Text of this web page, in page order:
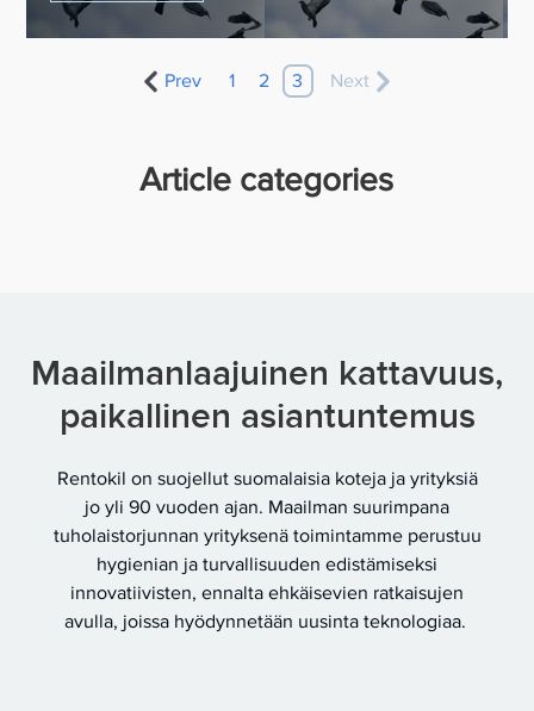
Prev 1 2 3 Next
Article categories
Maailmanlaajuinen kattavuus,
paikallinen asiantuntemus
Rentokil on suojellut suomalaisia koteja ja yrityksiä
jo yli 90 vuoden ajan. Maailman suurimpana
tuholaistorjunnan yrityksenä toimintamme perustuu
hygienian ja turvallisuuden edistämiseksi
innovatiivisten, ennalta ehkäisevien ratkaisujen
avulla, joissa hyödynnetään uusinta teknologiaa.